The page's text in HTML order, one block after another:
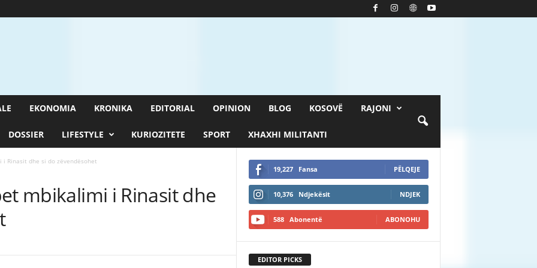
EKONOMIA KRONIKA EDITORIAL OPINION BLOG KOSOVË RAJONI
DOSSIER LIFESTYLE KURIOZITETE SPORT XHAXHI MILITANTI
i Rinasit dhe si do zëvendësohet
mbikalimi i Rinasit dhe
19,227 Fansa PËLQEJE
10,376 Ndjekësit NDJEK
588 Abonentë ABONOHU
EDITOR PICKS